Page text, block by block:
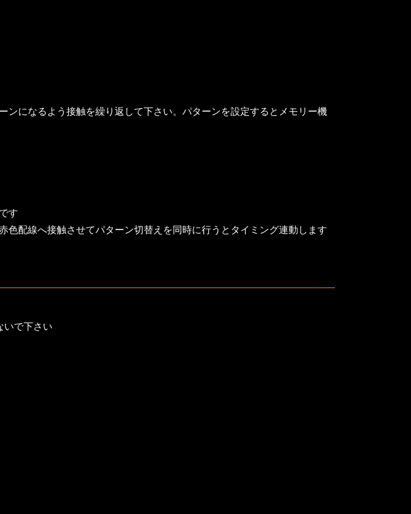
になるよう接触を繰り返して下さい。パターンを設定するとメモリー機
す
配線へ接触させてパターン切替えを同時に行うとタイミング連動します
いで下さい